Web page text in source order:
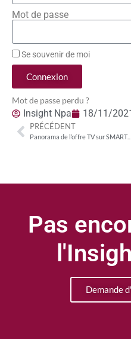
Mot de passe
Se souvenir de moi
Connexion
Mot de passe perdu ?
Insight Npa 18/11/2021
PRÉCÉDENT
Panorama de l’offre TV sur SMART TV
Pas
Demande